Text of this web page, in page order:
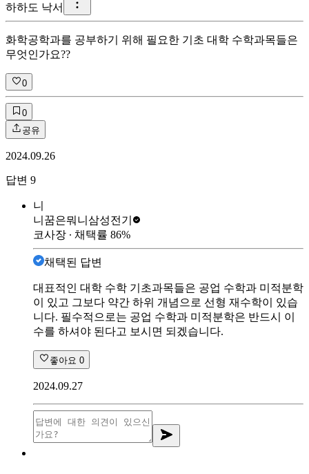
하하도 낙서
화학공학과를 공부하기 위해 필요한 기초 대학 수학과목들은
무엇인가요??
0
0
공유
2024.09.26
답변 9
니
니꿈은뭐니 삼성전기
코사장 ∙ 채택률 86%
채택된 답변
대표적인 대학 수학 기초과목들은 공업 수학과 미적분학
이 있고 그보다 약간 하위 개념으로 선형 재수학이 있습
니다. 필수적으로는 공업 수학과 미적분학은 반드시 이
수를 하셔야 된다고 보시면 되겠습니다.
좋아요 0
2024.09.27